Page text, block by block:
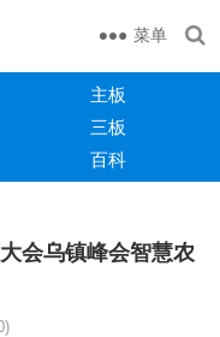
菜单
主板
三板
百科
会乌镇峰会智慧农